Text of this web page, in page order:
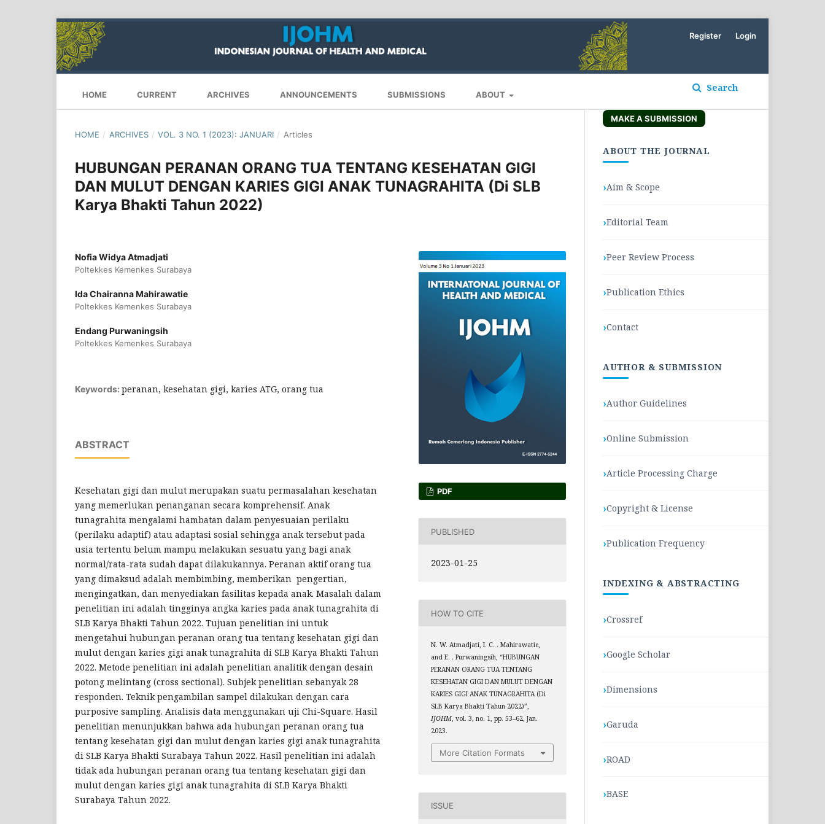
HOME CURRENT ARCHIVES ANNOUNCEMENTS SUBMISSIONS ABOUT
Search
Register Login
HOME / ARCHIVES / VOL. 3 NO. 1 (2023): JANUARI / Articles
HUBUNGAN PERANAN ORANG TUA TENTANG KESEHATAN GIGI
DAN MULUT DENGAN KARIES GIGI ANAK TUNAGRAHITA (Di SLB
Karya Bhakti Tahun 2022)
Nofia Widya Atmadjati
Poltekkes Kemenkes Surabaya
Ida Chairanna Mahirawatie
Poltekkes Kemenkes Surabaya
Endang Purwaningsih
Poltekkes Kemenkes Surabaya
Keywords: peranan, kesehatan gigi, karies ATG, orang tua
ABSTRACT
Kesehatan gigi dan mulut merupakan suatu permasalahan kesehatan
yang memerlukan penanganan secara komprehensif. Anak
tunagrahita mengalami hambatan dalam penyesuaian perilaku
(perilaku adaptif) atau adaptasi sosial sehingga anak tersebut pada
usia tertentu belum mampu melakukan sesuatu yang bagi anak
normal/rata-rata sudah dapat dilakukannya. Peranan aktif orang tua
yang dimaksud adalah membimbing, memberikan pengertian,
mengingatkan, dan menyediakan fasilitas kepada anak. Masalah dalam
penelitian ini adalah tingginya angka karies pada anak tunagrahita di
SLB Karya Bhakti Tahun 2022. Tujuan penelitian ini untuk
mengetahui hubungan peranan orang tua tentang kesehatan gigi dan
mulut dengan karies gigi anak tunagrahita di SLB Karya Bhakti Tahun
2022. Metode penelitian ini adalah penelitian analitik dengan desain
potong melintang (cross sectional). Subjek penelitian sebanyak 28
responden. Teknik pengambilan sampel dilakukan dengan cara
purposive sampling. Analisis data menggunakan uji Chi-Square. Hasil
penelitian menunjukkan bahwa ada hubungan peranan orang tua
tentang kesehatan gigi dan mulut dengan karies gigi anak tunagrahita
di SLB Karya Bhakti Surabaya Tahun 2022. Hasil penelitian ini adalah
tidak ada hubungan peranan orang tua tentang kesehatan gigi dan
mulut dengan karies gigi anak tunagrahita di SLB Karya Bhakti
Surabaya Tahun 2022.
PDF
PUBLISHED
2023-01-25
HOW TO CITE
N. W. Atmadjati, I. C. . Mahirawatie,
and E. . Purwaningsih, “HUBUNGAN
PERANAN ORANG TUA TENTANG
KESEHATAN GIGI DAN MULUT DENGAN
KARIES GIGI ANAK TUNAGRAHITA (Di
SLB Karya Bhakti Tahun 2022)”,
IJOHM, vol. 3, no. 1, pp. 53–62, Jan.
2023.
More Citation Formats
ISSUE
MAKE A SUBMISSION
ABOUT THE JOURNAL
Aim & Scope
Editorial Team
Peer Review Process
Publication Ethics
Contact
AUTHOR & SUBMISSION
Author Guidelines
Online Submission
Article Processing Charge
Copyright & License
Publication Frequency
INDEXING & ABSTRACTING
Crossref
Google Scholar
Dimensions
Garuda
ROAD
BASE